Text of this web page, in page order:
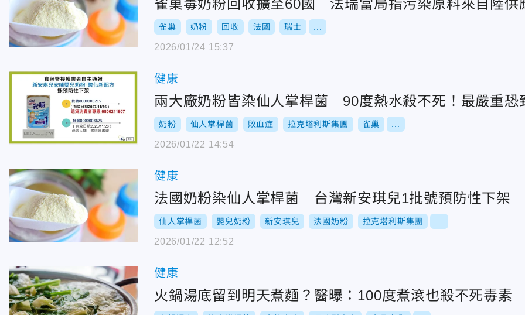
雀巢毒奶粉回收擴至60國 法瑞當局指污染原料來自陸供
雀巢 奶粉 回收 法國 瑞士
2026/01/24 15:37
健康
兩大廠奶粉皆染仙人掌桿菌 90度熱水殺不死！最嚴重恐
奶粉 仙人掌桿菌 敗血症 拉克塔利斯集團 雀巢
2026/01/22 14:54
健康
法國奶粉染仙人掌桿菌 台灣新安琪兒1批號預防性下架
仙人掌桿菌 嬰兒奶粉 新安琪兒 法國奶粉 拉克塔利斯集團
2026/01/22 12:52
健康
火鍋湯底留到明天煮麵？醫曝：100度煮滾也殺不死毒素